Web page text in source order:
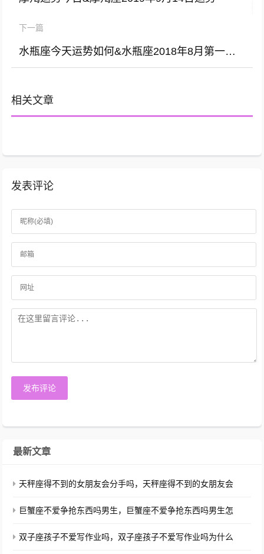
下一篇
水瓶座今天运势如何&水瓶座2018年8月第一天运势
相关文章
发表评论
发布评论
最新文章
天秤座得不到的女朋友会分手吗，天秤座得不到的女朋友会
巨蟹座不爱争抢东西吗男生，巨蟹座不爱争抢东西吗男生怎
双子座孩子不爱写作业吗，双子座孩子不爱写作业吗为什么